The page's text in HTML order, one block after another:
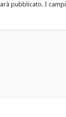
pubblicato. I